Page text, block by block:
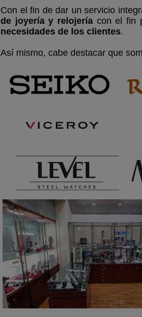
Con el fin de dar un servicio
de joyería y relojería con el fin
necesidades de los clientes.
Así mismo, cabe destacar que